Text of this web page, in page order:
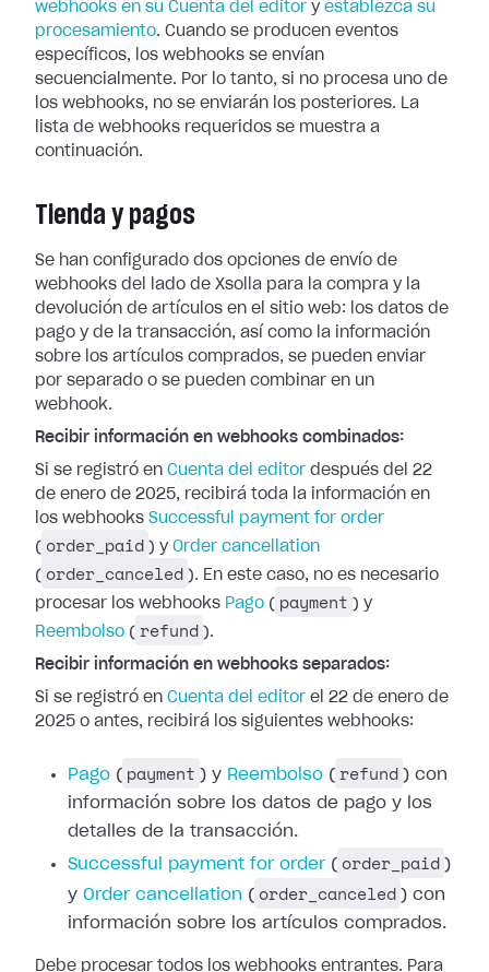
webhooks en su Cuenta del editor y establezca su
procesamiento. Cuando se producen eventos
específicos, los webhooks se envían
secuencialmente. Por lo tanto, si no procesa uno de
los webhooks, no se enviarán los posteriores. La
lista de webhooks requeridos se muestra a
continuación.
Tienda y pagos
Se han configurado dos opciones de envío de
webhooks del lado de Xsolla para la compra y la
devolución de artículos en el sitio web: los datos de
pago y de la transacción, así como la información
sobre los artículos comprados, se pueden enviar
por separado o se pueden combinar en un
webhook.
Recibir información en webhooks combinados:
Si se registró en Cuenta del editor después del 22
de enero de 2025, recibirá toda la información en
los webhooks Successful payment for order
( order_paid ) y Order cancellation
( order_canceled ). En este caso, no es necesario
procesar los webhooks Pago ( payment ) y
Reembolso ( refund ).
Recibir información en webhooks separados:
Si se registró en Cuenta del editor el 22 de enero de
2025 o antes, recibirá los siguientes webhooks:
Pago ( payment ) y Reembolso ( refund ) con
información sobre los datos de pago y los
detalles de la transacción.
Successful
payment for order( order_paid )
y Order cancellation ( order_canceled ) con
información sobre los artículos comprados.
Debe procesar todos los webhooks entrantes. Para